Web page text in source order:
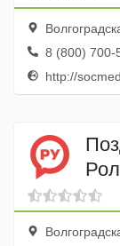
8 (800) 700-
http://